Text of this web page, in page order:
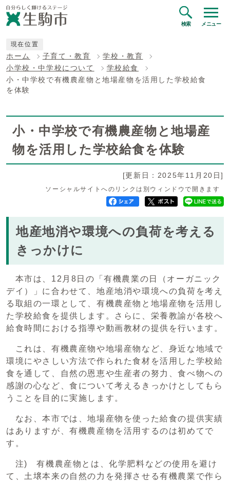
検索 メニュー
現在位置
ホーム 子育て・教育
学校・教育
小学校・中学校について
学校給食
小・中学校で有機農産物と地場産物を活用した学校給食
を体験
小・中学校で有機農産物と地場産
物を活用した学校給食を体験
[更新日：2025年11月20日]
ソーシャルサイトへのリンクは別ウィンドウで開きます
地産地消や環境への負荷を考える
きっかけに
本市は、12月8日の「有機農業の日（オーガニック
デイ）」に合わせて、地産地消や環境への負荷を考え
る取組の一環として、有機農産物と地場産物を活用し
た学校給食を提供します。さらに、栄養教諭が各校へ
給食時間における指導や動画教材の提供を行います。
これは、有機農産物や地場産物など、身近な地域で
環境にやさしい方法で作られた食材を活用した学校給
食を通して、自然の恩恵や生産者の努力、食べ物への
感謝の心など、食について考えるきっかけとしてもら
うことを目的に実施します。
なお、本市では、地場産物を使った給食の提供実績
はありますが、有機農産物を活用するのは初めてで
す。
注) 有機農産物とは、化学肥料などの使用を避け
て、土壌本来の自然の力を発揮させる有機農業で作ら